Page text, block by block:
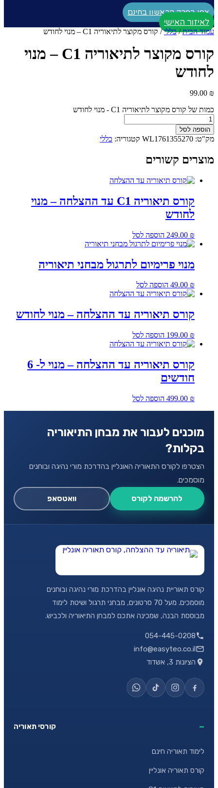
צפו בפרק הראשון בחינם
לאיזור האישי
עמוד הבית/כללי/ קורס מקוצר לתיאוריה C1 – מנוי לחודש
קורס מקוצר לתיאוריה C1 – מנוי
לחודש
99.00 ₪
כמות של קורס מקוצר לתיאוריה C1 - מנוי לחודש
הוספה לסל
מק"ט: WL1761355270 קטגוריה: כללי
מוצרים קשורים
קורס תיאוריה C1 עד ההצלחה – מנוי
לחודש
249.00 ₪ הוספה לסל
מנוי פרימיום לתרגול מבחני תיאוריה
49.00 ₪ הוספה לסל
קורס תיאוריה עד ההצלחה – מנוי לחודש
199.00 ₪ הוספה לסל
קורס תיאוריה עד ההצלחה – מנוי ל- 6
חודשים
499.00 ₪ הוספה לסל
מוכנים לעבור את מבחן התיאוריה
בקלות?
הצטרפו לקורס התאוריה האונליין בהדרכת מורי נהיגה ובוחנים
מוסמכים.
להרשמה לקורס
וואטסאפ
קורס תאוריית נהיגה אונליין בהדרכת מורי נהיגה ובוחנים
מוסמכים. מעל 70 סרטונים, מבחני תרגול ושיטת לימוד
מבוססת הבנה, שמכינה אתכם למבחן התיאוריה ולכביש.
054-445-0208
info@easyteo.co.il
הציונות 3, אשדוד
קורסי תאוריה
לימוד תאוריה חינם
קורס תאוריה אונליין